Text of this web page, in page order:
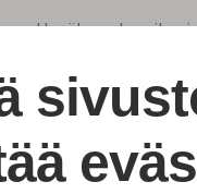
Hyväksyn
Tutustu